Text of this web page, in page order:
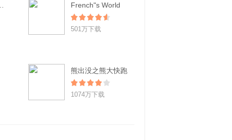
French"s World
501万下载
熊出没之熊大快跑
1074万下载